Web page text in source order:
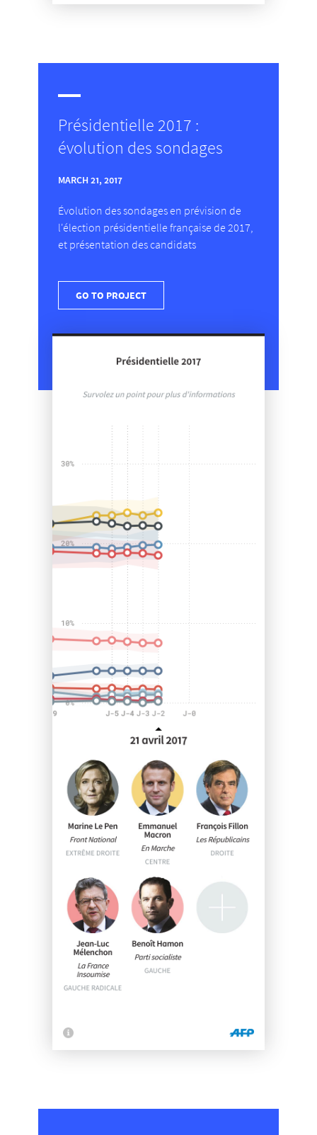
Présidentielle 2017 :
évolution des sondages
MARCH 21, 2017
Évolution des sondages en prévision de
l'élection présidentielle française de 2017,
et présentation des candidats
GO TO PROJECT